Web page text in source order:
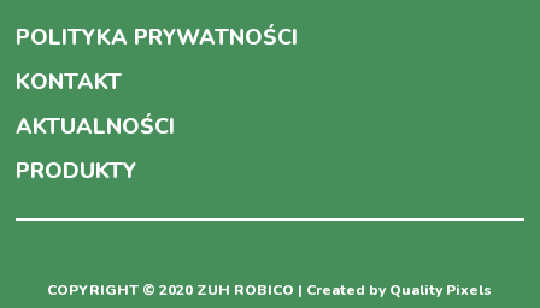
POLITYKA PRYWATNOŚCI
KONTAKT
AKTUALNOŚCI
PRODUKTY
COPYRIGHT © 2020 ZUH ROBICO | Created by Quality Pixels